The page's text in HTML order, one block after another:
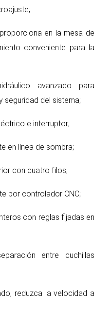
en la mesa de
conveniente para la
avanzado para
seguridad del sistema;
e interruptor;
en línea de sombra;
con cuatro filos;
por controlador CNC;
con reglas fijadas en
entre cuchillas
reduzca la velocidad a